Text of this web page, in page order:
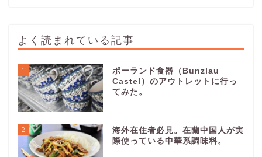
よく読まれている記事
1
ポーランド食器（Bunzlau
Castel）のアウトレットに行っ
てみた。
2
海外在住者必見。在蘭中国人が実
際使っている中華系調味料。